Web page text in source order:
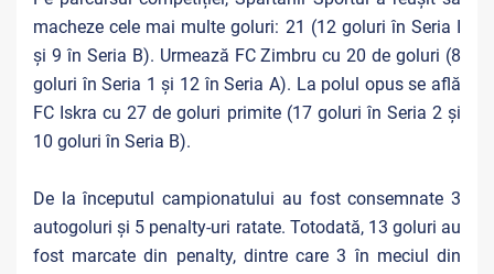
macheze cele mai multe goluri: 21 (12 goluri în Seria I
și 9 în Seria B). Urmează FC Zimbru cu 20 de goluri (8
goluri în Seria 1 și 12 în Seria A). La polul opus se află
FC Iskra cu 27 de goluri primite (17 goluri în Seria 2 și
10 goluri în Seria B).
De la începutul campionatului au fost consemnate 3
autogoluri și 5 penalty-uri ratate. Totodată, 13 goluri au
fost marcate din penalty, dintre care 3 în meciul din